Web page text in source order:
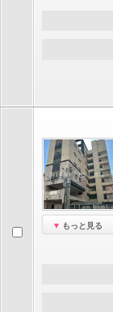
もっと見る